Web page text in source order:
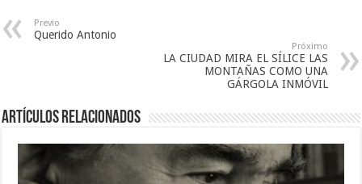
Previo
Querido Antonio
Próximo
LA CIUDAD MIRA EL SÍLICE LAS
MONTAÑAS COMO UNA
GÁRGOLA INMÓVIL
Artículos relacionados